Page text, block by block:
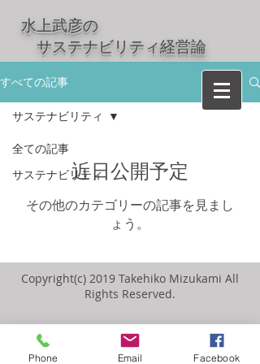
水上武彦の
​ サステナビリティ経営論
すべての記事
全ての記事
サステナビリティ
サステナビリティ
近日公開予定
その他のカテゴリーの記事を見まし
ょう。
Copyright(c) 2019 Takehiko Mizukami All
Rights Reserved.
Phone Email Facebook